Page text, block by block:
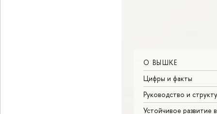
О ВЫШКЕ
Цифры и факты
Руководство и
Устойчивое